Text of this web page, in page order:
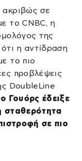
ακριβώς σε
το CNBC, η
της
η αντίδραση
το πιο
προβλέψεις
DoubleLine
ο Γουόρς έδειξε
σταθερότητα
σε πιο